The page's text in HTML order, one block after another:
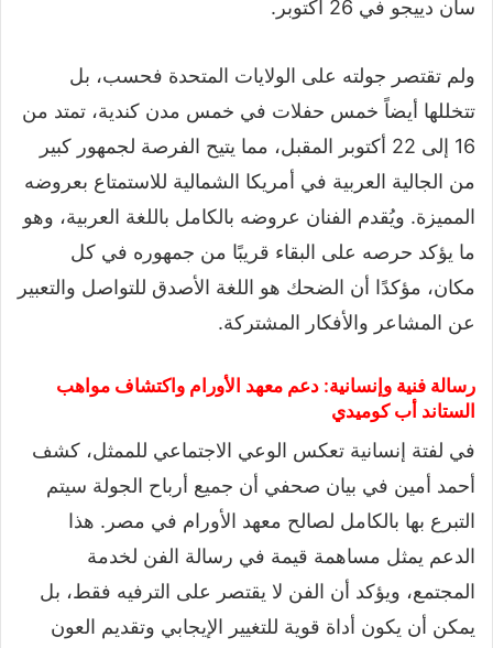
سان دييجو في 26 أكتوبر.
ولم تقتصر جولته على الولايات المتحدة فحسب، بل
تتخللها أيضاً خمس حفلات في خمس مدن كندية، تمتد من
16 إلى 22 أكتوبر المقبل، مما يتيح الفرصة لجمهور كبير
من الجالية العربية في أمريكا الشمالية للاستمتاع بعروضه
المميزة. ويُقدم الفنان عروضه بالكامل باللغة العربية، وهو
ما يؤكد حرصه على البقاء قريبًا من جمهوره في كل
مكان، مؤكدًا أن الضحك هو اللغة الأصدق للتواصل والتعبير
عن المشاعر والأفكار المشتركة.
رسالة فنية وإنسانية: دعم معهد الأورام واكتشاف مواهب
الستاند أب كوميدي
في لفتة إنسانية تعكس الوعي الاجتماعي للممثل، كشف
أحمد أمين في بيان صحفي أن جميع أرباح الجولة سيتم
التبرع بها بالكامل لصالح معهد الأورام في مصر. هذا
الدعم يمثل مساهمة قيمة في رسالة الفن لخدمة
المجتمع، ويؤكد أن الفن لا يقتصر على الترفيه فقط، بل
يمكن أن يكون أداة قوية للتغيير الإيجابي وتقديم العون